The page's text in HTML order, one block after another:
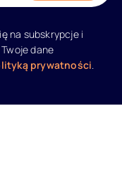
na subskrypcje i
dane
prywatności.